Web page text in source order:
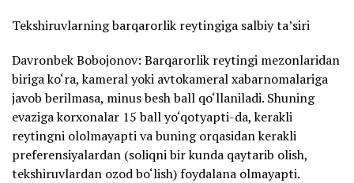
Tekshiruvlarning barqarorlik reytingiga salbiy ta’siri
Davronbek Bobojonov: Barqarorlik reytingi mezonlaridan
biriga ko‘ra, kameral yoki avtokameral xabarnomalariga
javob berilmasa, minus besh ball qo‘llaniladi. Shuning
evaziga korxonalar 15 ball yo‘qotyapti-da, kerakli
reytingni ololmayapti va buning orqasidan kerakli
preferensiyalardan (soliqni bir kunda qaytarib olish,
tekshiruvlardan ozod bo‘lish) foydalana olmayapti.